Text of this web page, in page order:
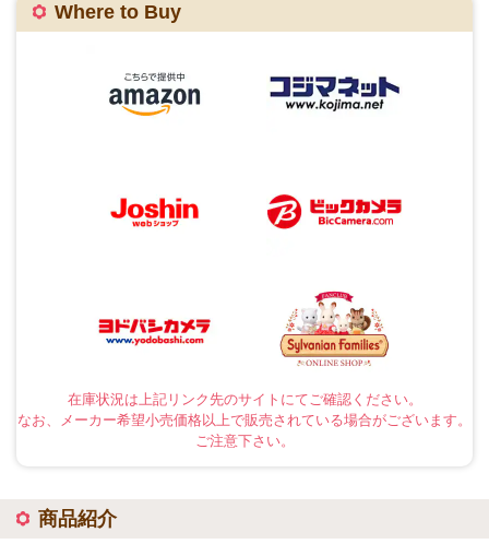
Where to Buy
在庫状況は上記リンク先のサイトにてご確認ください。
なお、メーカー希望小売価格以上で販売されている場合がございます。
ご注意下さい。
商品紹介